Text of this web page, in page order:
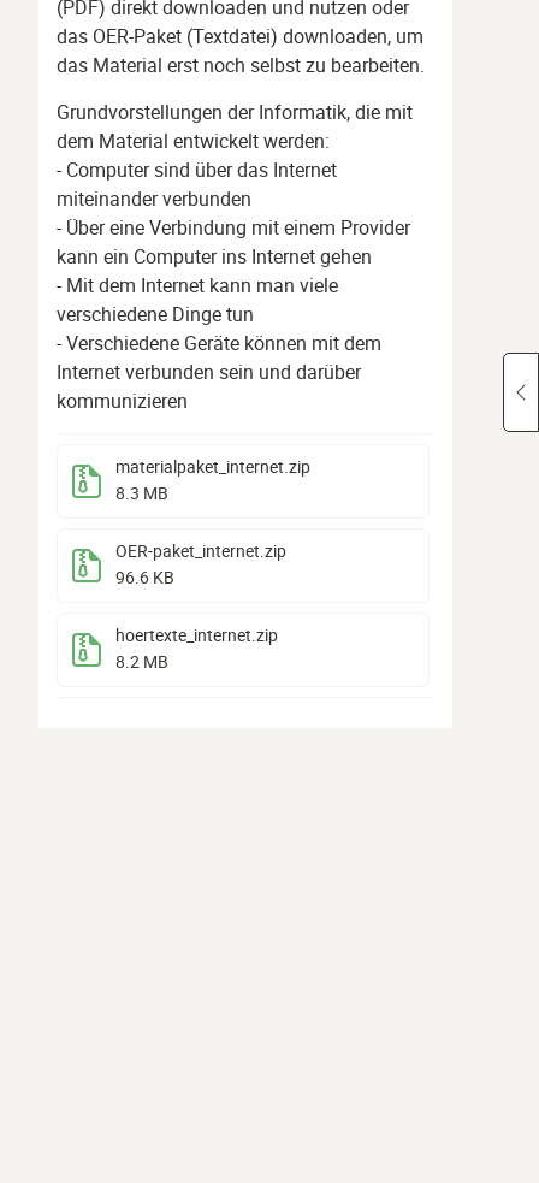
(PDF) direkt downloaden und nutzen oder
das OER-Paket (Textdatei) downloaden, um
das Material erst noch selbst zu bearbeiten.
Grundvorstellungen der Informatik, die mit
dem Material entwickelt werden:
- Computer sind über das Internet
miteinander verbunden
- Über eine Verbindung mit einem Provider
kann ein Computer ins Internet gehen
- Mit dem Internet kann man viele
verschiedene Dinge tun
- Verschiedene Geräte können mit dem
Internet verbunden sein und darüber
kommunizieren
materialpaket_internet .zip
8.3 MB
OER-paket_internet .zip
96.6 KB
hoertexte_internet .zip
8.2 MB